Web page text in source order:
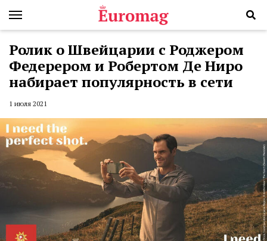
Ролик о Швейцарии с Роджером
Федерером и Робертом Де Ниро
набирает популярность в сети
1 июля 2021